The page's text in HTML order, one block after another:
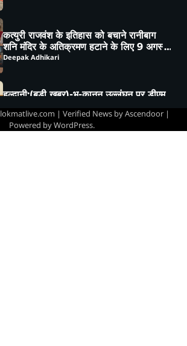
का बड़ा फैसला, 250 वर्ग मीटर भूमि राज्य
सरकार के नाम
Deepak Adhikari
हल्द्वानी संभाग में परिवहन विभाग का बड़ा एक्शन,
257 वाहनों के चालान, 22 वाहन सीज
Deepak Adhikari
lokmatlive.com | Verified News byAscendoor|
Powered byWordPress.